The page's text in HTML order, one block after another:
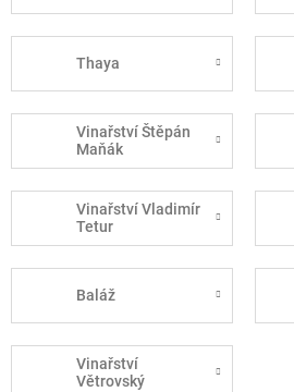
Thaya
Vinařství Štěpán
Maňák
Vinařství Vladimír
Tetur
Baláž
Vinařství
Větrovský